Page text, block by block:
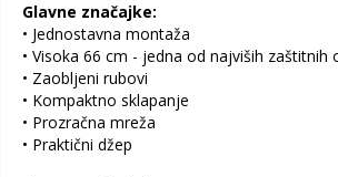
Glavne značajke:
• Jednostavna montaža
• Visoka 66 cm - jedna od najviših zaštitnih
• Zaobljeni rubovi
• Kompaktno sklapanje
• Prozračna mreža
• Praktični džep